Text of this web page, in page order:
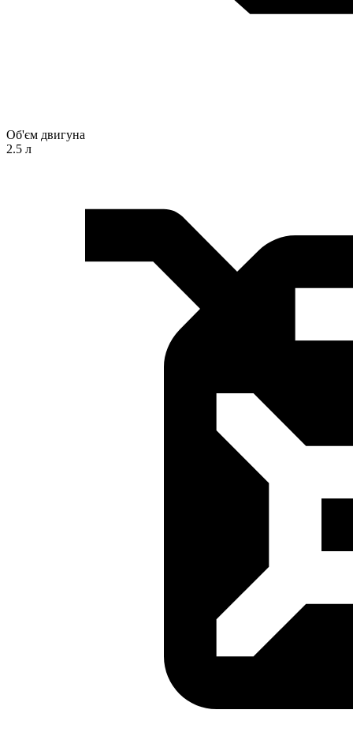
Об'єм двигуна
2.5 л